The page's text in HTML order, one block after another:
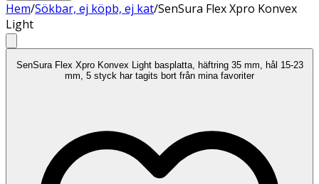
Hem/Sökbar, ej köpb, ej kat/SenSura Flex Xpro Konvex
Light
SenSura Flex Xpro Konvex Light basplatta, häftring 35 mm, hål 15-23
mm, 5 styck har tagits bort från mina favoriter